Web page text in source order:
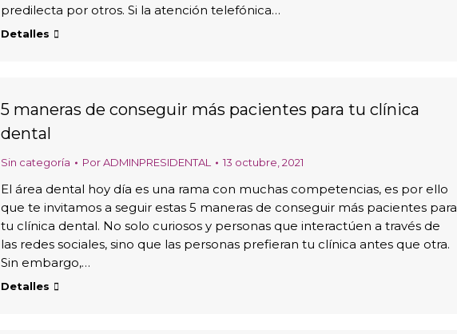
predilecta por otros. Si la atención telefónica…
Detalles
5 maneras de conseguir más pacientes para tu clínica
dental
Sin categoría PorADMINPRESIDENTAL 13 octubre, 2021
El área dental hoy día es una rama con muchas competencias, es por ello
que te invitamos a seguir estas 5 maneras de conseguir más pacientes para
tu clínica dental. No solo curiosos y personas que interactúen a través de
las redes sociales, sino que las personas prefieran tu clínica antes que otra.
Sin embargo,…
Detalles